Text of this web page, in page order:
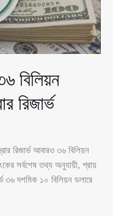
বিলিয়ন
রিজার্ভ
রিজার্ভ আবারও ৩৬ বিলিয়ন
সর্বশেষ তথ্য অনুযায়ী, প্রায়
৩৬ দশমিক ১০ বিলিয়ন ডলারে